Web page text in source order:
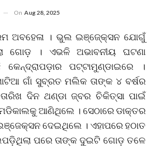
On Aug 28, 2025
ଅବହେଳା । ଭୁଲ ଇଞ୍ଜେ୍କ୍ସନ ଯୋଗୁଁ
ଗୋଡ଼ । ଏଭଳି ଅଭାବନୀୟ ଘଟଣା
ପଟ୍ଟାମୁଣ୍ଡାଇରେ ।
ଗାଁ ସୁବ୍ରତ ମଲିକ ତାଙ୍କ ୪ ବର୍ଷର
ଦିନ ଥଣ୍ଡା ଜ୍ବର ଚିକିତ୍ସା ପାଇଁ
ଆଣିଥିଲେ । ସେଠାରେ ଡାକ୍ତର
ଦେଇଥିଲେ । ଏହାପରେ ହଠାତ
ପରେ ତାଙ୍କ ଦୁଇଟି ଗୋଡ଼ ତଳେ